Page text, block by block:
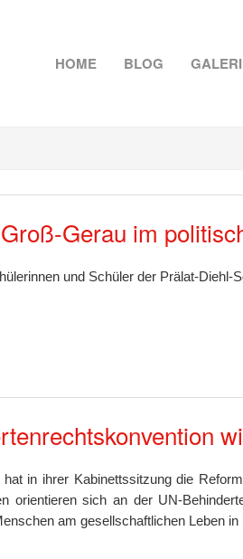
HOME BLOG
Gerau im
und Schüler der Prälat-
hat in ihrer Kabinettssitzung die
orientieren sich an der UN-
am gesellschaftlichen Leben